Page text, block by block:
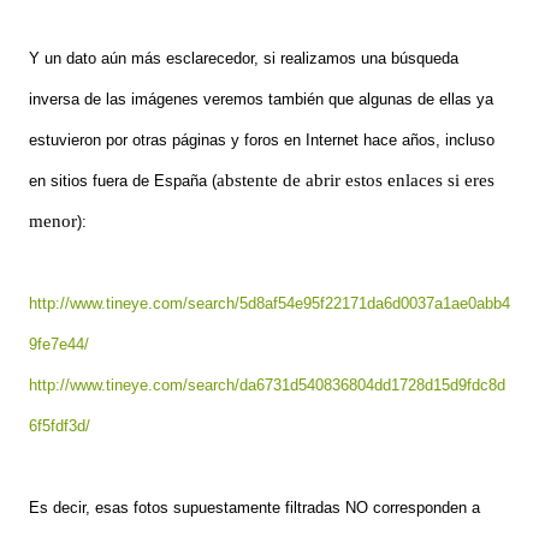
Y un dato aún más esclarecedor, si realizamos una búsqueda
inversa de las imágenes veremos también que algunas de ellas ya
estuvieron por otras páginas y foros en Internet hace años, incluso
en sitios fuera de España (abstente de abrir estos enlaces si eres
menor):
http://www.tineye.com/search/5d8af54e95f22171da6d0037a1ae0abb4
9fe7e44/
http://www.tineye.com/search/da6731d540836804dd1728d15d9fdc8d
6f5fdf3d/
Es decir, esas fotos supuestamente filtradas NO corresponden a